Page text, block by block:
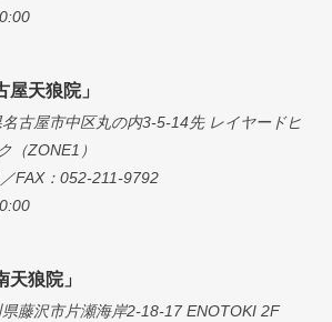
天狼院」
古屋市中区丸の内3-5-14先 レイヤードヒ
（ZONE1）
FAX：052-211-9792
狼院」
藤沢市片瀬海岸2-18-17 ENOTOKI 2F